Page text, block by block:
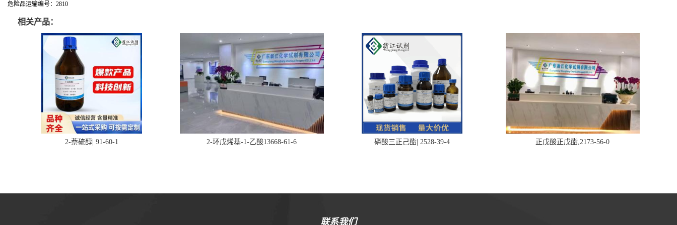
危险品运输编号：2810
相关产品：
2-萘硫醇| 91-60-1 2-环戊烯基-1-乙酸13668-61-6 磷酸三正己酯| 2528-39-4 正戊酸正戊酯,2173-56-0
联系我们